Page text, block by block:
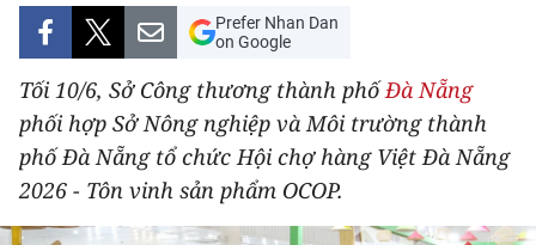
VĂN HÓA
XÃ HỘI
PHÁP LUẬT
Prefer Nhan Dan
on Google
Tối 10/6, Sở Công thương thành phốĐà Nẵng
phối hợp Sở Nông nghiệp và Môi trường thành
phố Đà Nẵng tổ chức Hội chợ hàng Việt Đà Nẵng
2026 - Tôn vinh sản phẩm OCOP.